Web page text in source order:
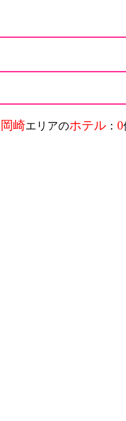
岡崎エリアのホテル ： 0